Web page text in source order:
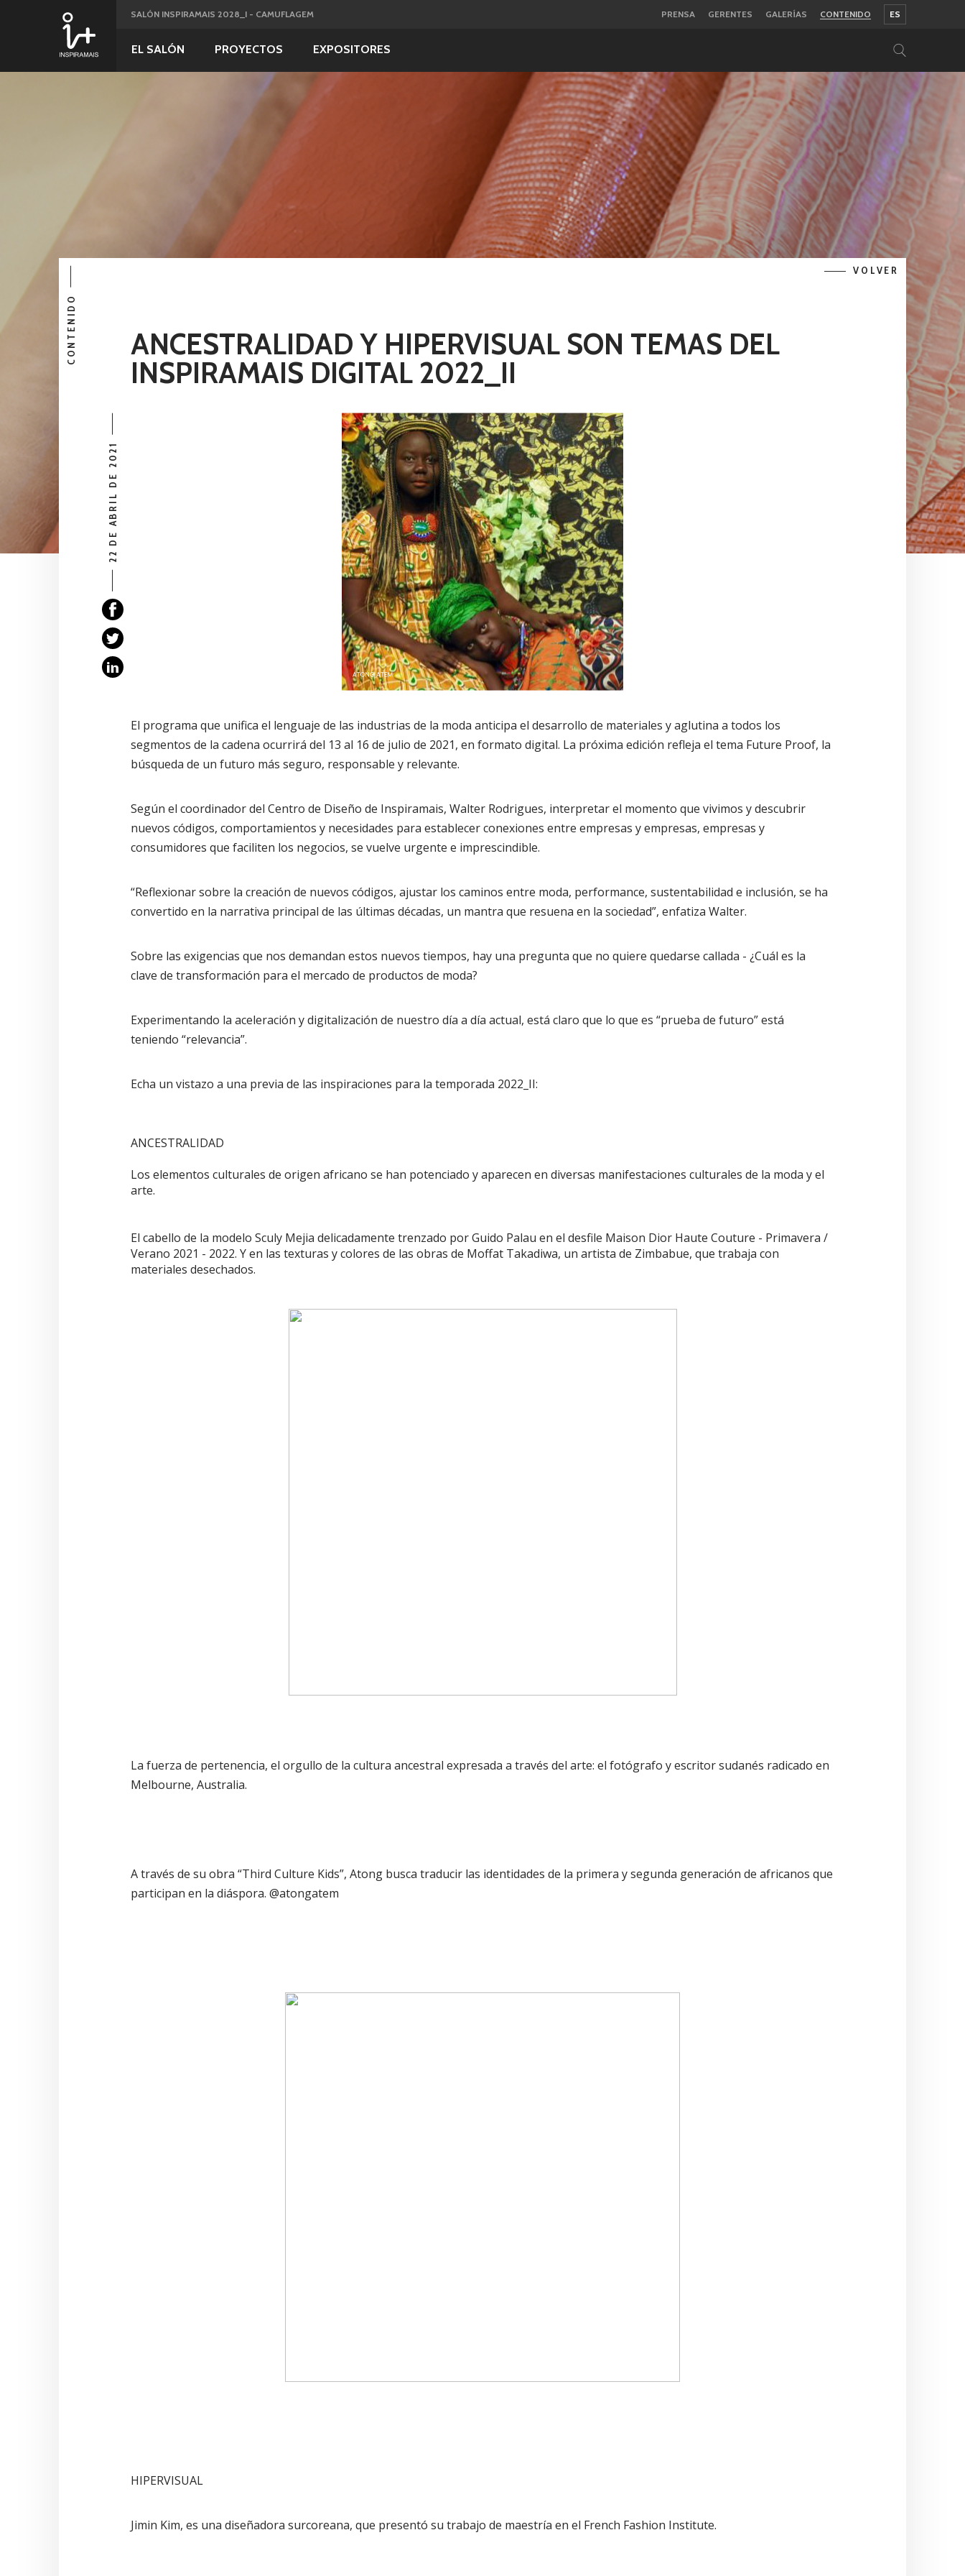
SALÓN INSPIRAMAIS 2028_I - CAMUFLAGEM ES
PRENSA GERENTES GALERÍAS CONTENIDO
EL SALÓN PROYECTOS EXPOSITORES
CONTENIDO
VOLVER
ANCESTRALIDAD Y HIPERVISUAL SON TEMAS DEL
INSPIRAMAIS DIGITAL 2022_II
22 DE ABRIL DE 2021
El programa que unifica el lenguaje de las industrias de la moda anticipa el desarrollo de materiales y aglutina a todos los
segmentos de la cadena ocurrirá del 13 al 16 de julio de 2021, en formato digital. La próxima edición refleja el tema Future Proof, la
búsqueda de un futuro más seguro, responsable y relevante.
Según el coordinador del Centro de Diseño de Inspiramais, Walter Rodrigues, interpretar el momento que vivimos y descubrir
nuevos códigos, comportamientos y necesidades para establecer conexiones entre empresas y empresas, empresas y
consumidores que faciliten los negocios, se vuelve urgente e imprescindible.
“Reflexionar sobre la creación de nuevos códigos, ajustar los caminos entre moda, performance, sustentabilidad e inclusión, se ha
convertido en la narrativa principal de las últimas décadas, un mantra que resuena en la sociedad”, enfatiza Walter.
Sobre las exigencias que nos demandan estos nuevos tiempos, hay una pregunta que no quiere quedarse callada - ¿Cuál es la
clave de transformación para el mercado de productos de moda?
Experimentando la aceleración y digitalización de nuestro día a día actual, está claro que lo que es “prueba de futuro” está
teniendo “relevancia”.
Echa un vistazo a una previa de las inspiraciones para la temporada 2022_II:
ANCESTRALIDAD
Los elementos culturales de origen africano se han potenciado y aparecen en diversas manifestaciones culturales de la moda y el
arte.
El cabello de la modelo Sculy Mejia delicadamente trenzado por Guido Palau en el desfile Maison Dior Haute Couture - Primavera /
Verano 2021 - 2022. Y en las texturas y colores de las obras de Moffat Takadiwa, un artista de Zimbabue, que trabaja con
materiales desechados.
La fuerza de pertenencia, el orgullo de la cultura ancestral expresada a través del arte: el fotógrafo y escritor sudanés radicado en
Melbourne, Australia.
A través de su obra “Third Culture Kids”, Atong busca traducir las identidades de la primera y segunda generación de africanos que
participan en la diáspora. @atongatem
HIPERVISUAL
Jimin Kim, es una diseñadora surcoreana, que presentó su trabajo de maestría en el French Fashion Institute.